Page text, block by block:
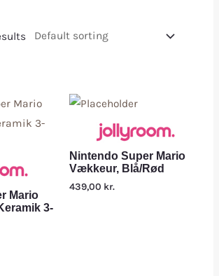
Mario
3-
Nintendo Super Mario
Vækkeur, Blå/Rød
439,00 kr.